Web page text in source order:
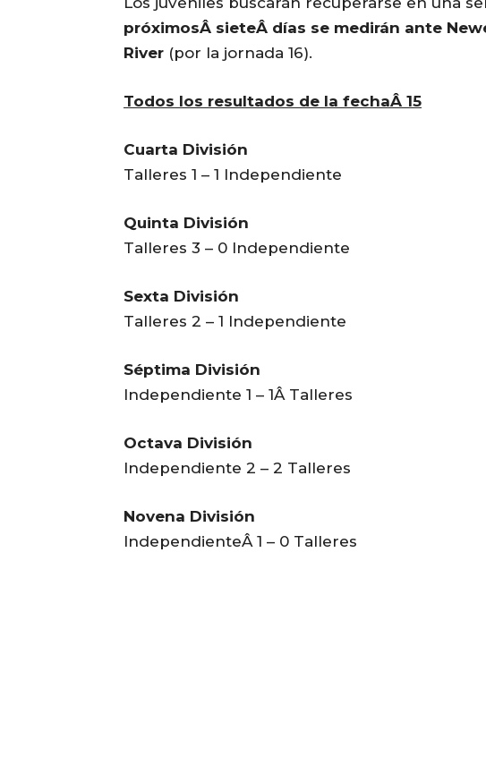
próximosÂ sieteÂ días se medirán ante
River (por la jornada 16).
Todos los resultados de la fechaÂ 15
Cuarta División
Talleres 1 – 1 Independiente
Quinta División
Talleres 3 – 0 Independiente
Sexta División
Talleres 2 – 1 Independiente
Séptima División
Independiente 1 – 1Â Talleres
Octava División
Independiente 2 – 2 Talleres
Novena División
IndependienteÂ 1 – 0 Talleres